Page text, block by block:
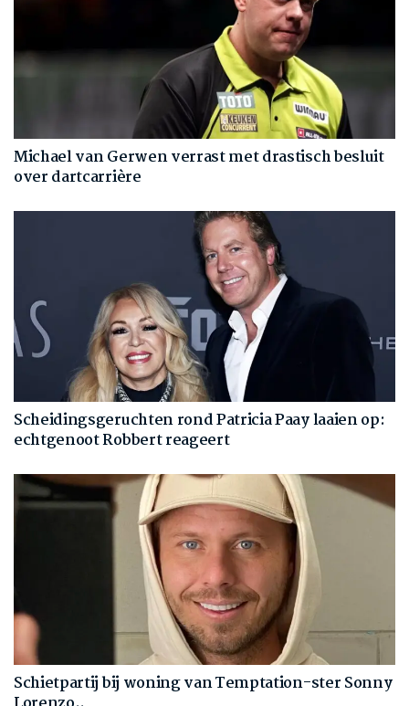
Michael van Gerwen verrast met drastisch besluit
over dartcarrière
Scheidingsgeruchten rond Patricia Paay laaien op:
echtgenoot Robbert reageert
Schietpartij bij woning van Temptation-ster Sonny